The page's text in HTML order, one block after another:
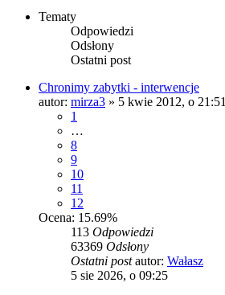
Tematy
Odpowiedzi
Odsłony
Ostatni post
Chronimy zabytki - interwencje
autor: mirza3 » 5 kwie 2012, o 21:51
1
…
8
9
10
11
12
Ocena: 15.69%
113 Odpowiedzi
63369 Odsłony
Ostatni postautor: Wałasz
5 sie 2026, o 09:25